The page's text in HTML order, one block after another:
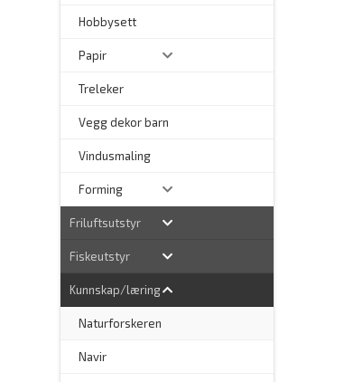
Hobbysett
Papir
Treleker
Vegg dekor barn
Vindusmaling
Forming
Friluftsutstyr
Fiskeutstyr
Kunnskap/læring
Naturforskeren
Navir